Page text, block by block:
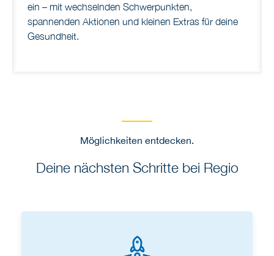
ein – mit wechselnden Schwerpunkten,
spannenden Aktionen und kleinen Extras für deine
Gesundheit.
Möglichkeiten entdecken.
Deine nächsten Schritte bei Regio